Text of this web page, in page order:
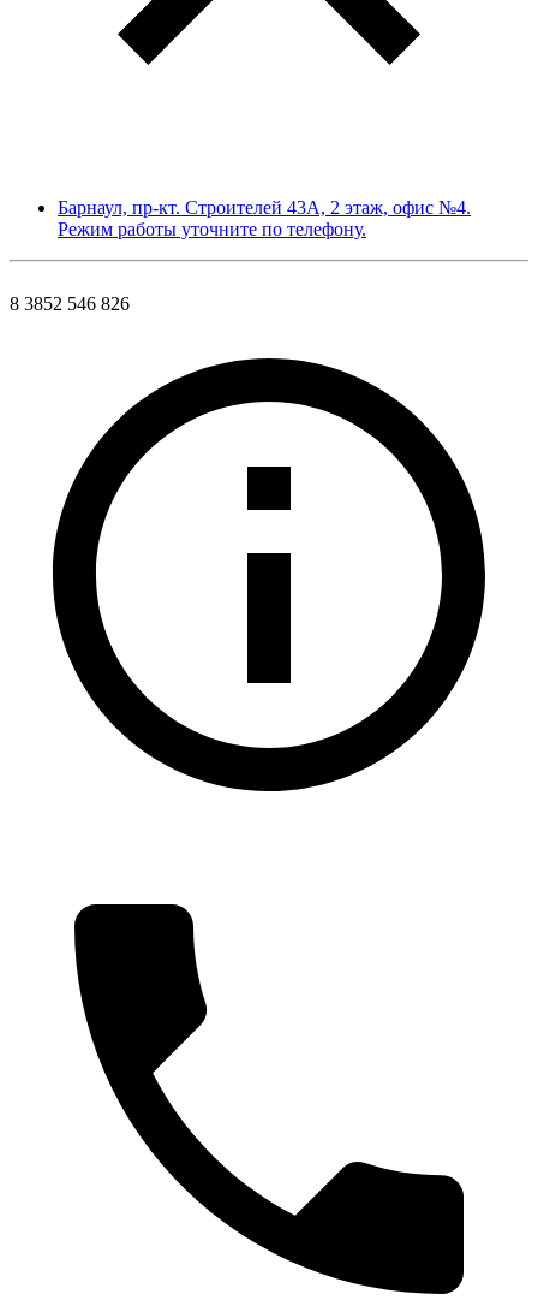
Барнаул, пр-кт. Строителей 43А, 2 этаж, офис №4.
Режим работы уточните по телефону.
8 3852 546 826